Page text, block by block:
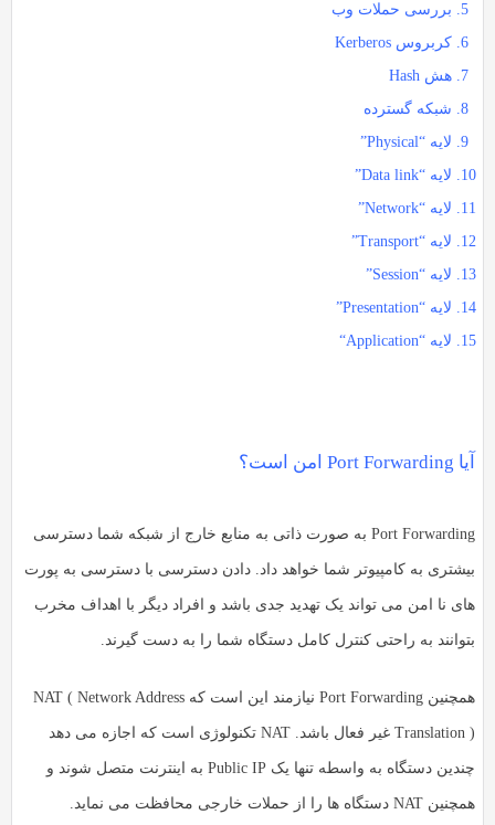
بررسی حملات وب
کربروس Kerberos
هش Hash
شبکه گسترده
لایه “Physical”
لایه “Data link”
لایه “Network”
لایه “Transport”
لایه “Session”
لایه “Presentation”
لایه “Application
“
آیا Port Forwarding امن است؟
Port Forwarding به صورت ذاتی به منابع خارج از شبکه شما دسترسی
بیشتری به کامپیوتر شما خواهد داد. دادن دسترسی با دسترسی به پورت
های نا امن می تواند یک تهدید جدی باشد و افراد دیگر با اهداف مخرب
بتوانند به راحتی کنترل کامل دستگاه شما را به دست گیرند.
همچنین Port Forwarding نیازمند این است که NAT ( Network Address
Translation ) غیر فعال باشد. NAT تکنولوژی است که اجازه می دهد
چندین دستگاه به واسطه تنها یک Public IP به اینترنت متصل شوند و
همچنین NAT دستگاه ها را از حملات خارجی محافظت می نماید.